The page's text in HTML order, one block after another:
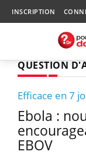
INSCRIPTION
QUESTION
Efficace en 7
Ebola :
EBOV